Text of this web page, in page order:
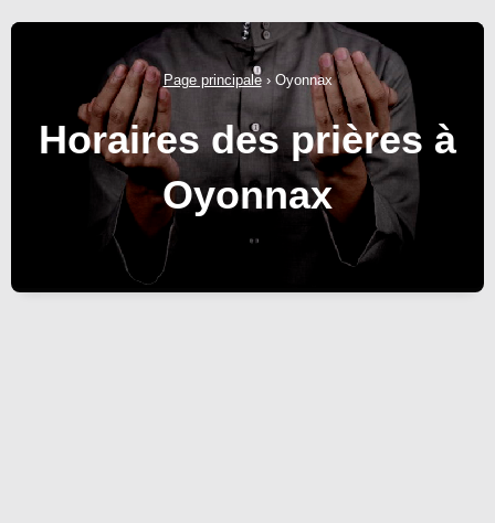
Page principale› Oyonnax
Horaires des prières à
Oyonnax